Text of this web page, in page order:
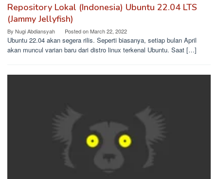
Repository Lokal (Indonesia) Ubuntu 22.04 LTS
(Jammy Jellyfish)
By Nugi Abdiansyah Posted onMarch 22, 2022
Ubuntu 22.04 akan segera rilis. Seperti biasanya, setiap bulan April
akan muncul varian baru dari distro linux terkenal Ubuntu. Saat […]